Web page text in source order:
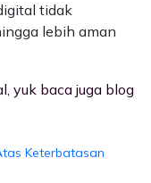
tidak
lebih aman
yuk baca juga blog
Keterbatasan